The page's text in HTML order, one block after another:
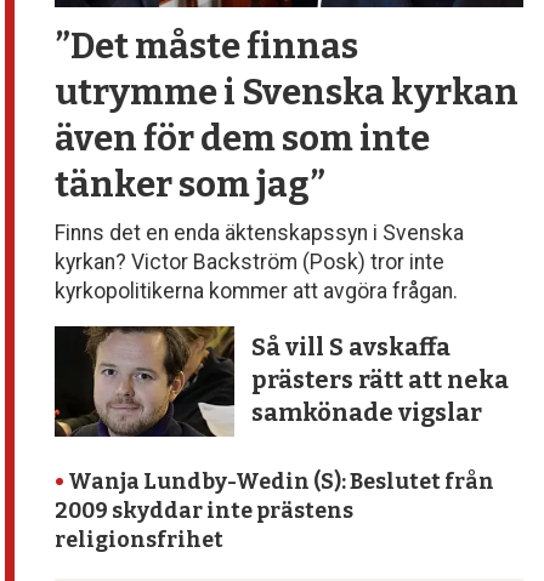
”Det måste finnas
utrymmei Svenska kyrkan
även för demsom inte
tänker som jag”
Finns det en enda äktenskapssyn i Svenska
kyrkan? Victor Backström (Posk) tror inte
kyrkopolitikerna kommer att avgöra frågan.
Så vill S avskaffa
prästers rätt att neka
samkönade vigslar
• Wanja Lundby-Wedin (S): Beslutet från
2009 skyddar inte prästens
religionsfrihet